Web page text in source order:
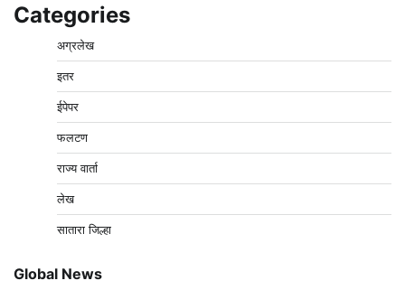
Categories
अग्रलेख
इतर
ईपेपर
फलटण
राज्य वार्ता
लेख
सातारा जिल्हा
Global News